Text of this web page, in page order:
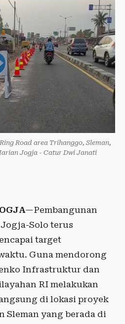
Road area Trihanggo, Sleman,
Jogja - Catur Dwi Janati
—Pembangunan
Solo terus
target
Guna mendorong
Infrastruktur dan
RI melakukan
di lokasi proyek
Sleman yang berada di